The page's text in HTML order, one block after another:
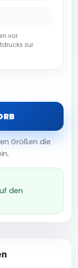
vor
zur
Größen die
den